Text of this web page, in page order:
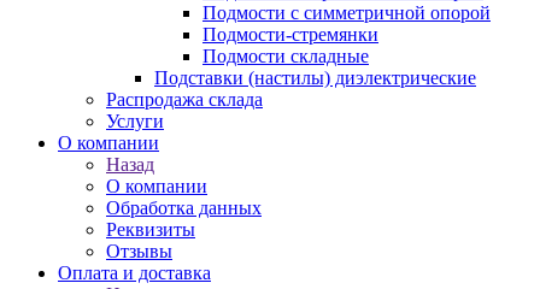
Подмости с симметричной опорой
Подмости-стремянки
Подмости складные
Подставки (настилы) диэлектрические
Распродажа склада
Услуги
О компании
Назад
О компании
Обработка данных
Реквизиты
Отзывы
Оплата и доставка